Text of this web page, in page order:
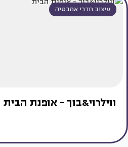
עיצוב חדרי אמבטיה
ווילרוי&בוך - אופנת הבית